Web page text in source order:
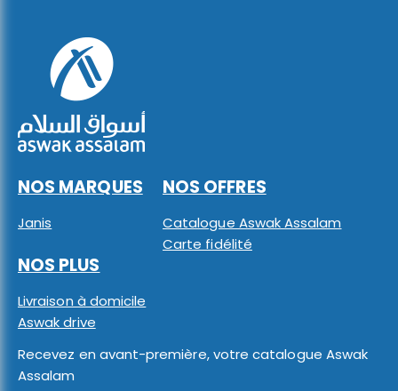
NOS MARQUES
Janis
NOS OFFRES
Catalogue Aswak Assalam
Carte fidélité
NOS PLUS
Livraison à domicile
Aswak drive
Recevez en avant-première, votre catalogue Aswak
Assalam